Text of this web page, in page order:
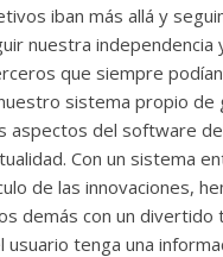
iban más allá y
nuestra
que siempre
sistema propio
aspectos del software
Con un sistema
de las innovaciones,
demás con un divertido
usuario tenga una